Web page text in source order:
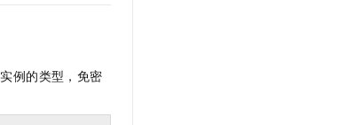
实例的类型，免密